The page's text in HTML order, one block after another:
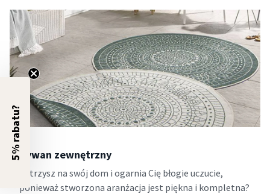
Dywan zewnętrzny
Patrzysz na swój dom i ogarnia Cię błogie uczucie,
ponieważ stworzona aranżacja jest piękna i kompletna?
5% rabatu?